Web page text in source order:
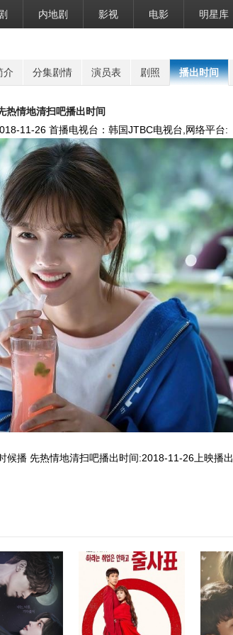
内地剧 影视 电影 明星库
介 分集剧情 演员表 剧照 播出时间
热情地清扫吧播出时间
11-26 首播电视台：韩国JTBC电视台,网络平台:
候播 先热情地清扫吧播出时间:2018-11-26上映播出